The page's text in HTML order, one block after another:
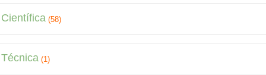
Científica (58)
Técnica (1)